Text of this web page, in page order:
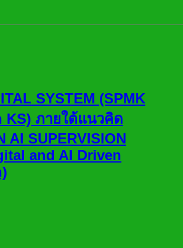
SYSTEM (SPMK
KS) ภายใต้แนวคิด
AI SUPERVISION
and AI Driven